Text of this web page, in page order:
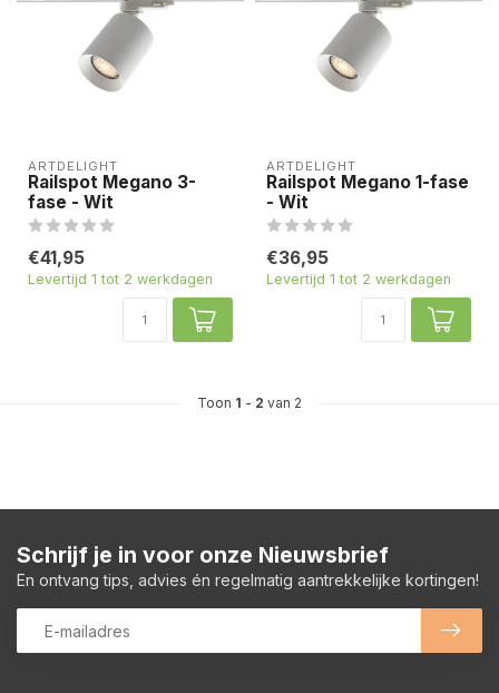
ARTDELIGHT
Railspot Megano 3-
fase - Wit
€41,95
Levertijd 1 tot 2 werkdagen
ARTDELIGHT
Railspot Megano 1-fase
- Wit
€36,95
Levertijd 1 tot 2 werkdagen
Toon 1 - 2 van 2
Schrijf je in voor onze Nieuwsbrief
En ontvang tips, advies én regelmatig aantrekkelijke kortingen!